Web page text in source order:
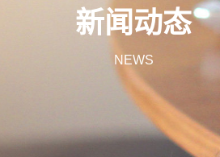
新闻动态
NEWS